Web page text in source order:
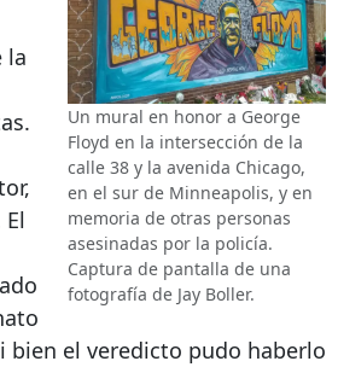
Un mural en honor a George
Floyd en la intersección de la
calle 38 y la avenida Chicago,
en el sur de Minneapolis, y en
memoria de otras personas
asesinadas por la policía.
Captura de pantalla de una
fotografía de Jay Boller.
la
bien el veredicto pudo haberlo